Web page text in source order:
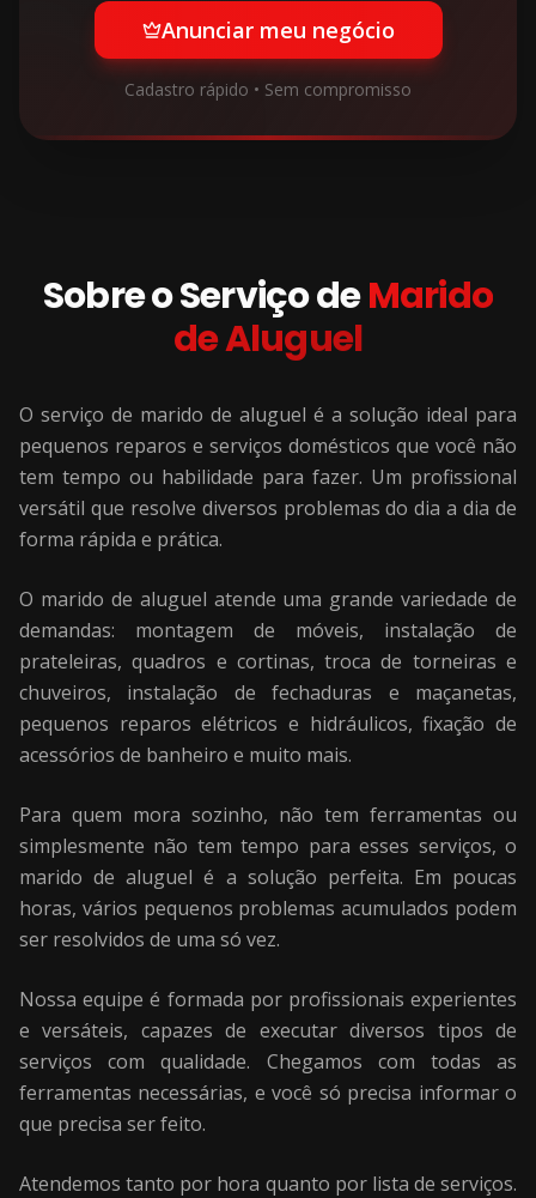
Anunciar meu negócio
Cadastro rápido • Sem compromisso
Sobre o Serviço deMarido
de Aluguel
O serviço de marido de aluguel é a solução ideal para
pequenos reparos e serviços domésticos que você não
tem tempo ou habilidade para fazer. Um profissional
versátil que resolve diversos problemas do dia a dia de
forma rápida e prática.
O marido de aluguel atende uma grande variedade de
demandas: montagem de móveis, instalação de
prateleiras, quadros e cortinas, troca de torneiras e
chuveiros, instalação de fechaduras e maçanetas,
pequenos reparos elétricos e hidráulicos, fixação de
acessórios de banheiro e muito mais.
Para quem mora sozinho, não tem ferramentas ou
simplesmente não tem tempo para esses serviços, o
marido de aluguel é a solução perfeita. Em poucas
horas, vários pequenos problemas acumulados podem
ser resolvidos de uma só vez.
Nossa equipe é formada por profissionais experientes
e versáteis, capazes de executar diversos tipos de
serviços com qualidade. Chegamos com todas as
ferramentas necessárias, e você só precisa informar o
que precisa ser feito.
Atendemos tanto por hora quanto por lista de serviços.